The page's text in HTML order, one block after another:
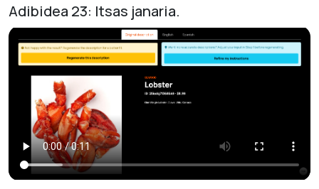
Adibidea 23: Itsas janaria.